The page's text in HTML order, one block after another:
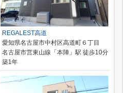
REGALEST高道
愛知県名古屋市中村区高道町６丁目
名古屋市営東山線「本陣」駅 徒歩10分
築1年